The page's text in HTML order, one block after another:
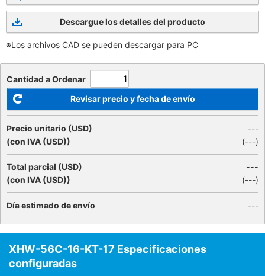
Descargue los detalles del producto
※Los archivos CAD se pueden descargar para PC
Cantidad a Ordenar
Revisar precio y fecha de envío
Precio unitario (USD)
(con IVA (USD))
---
(---)
Total parcial (USD)
(con IVA (USD))
---
(---)
Día estimado de envío ---
XHW-56C-16-KT-17 Especificaciones
configuradas